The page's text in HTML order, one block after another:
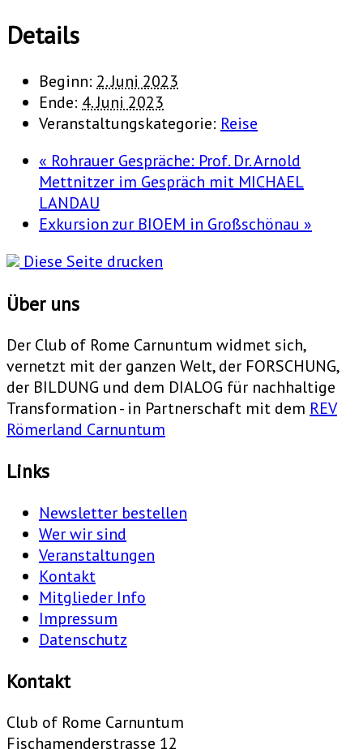
Details
Beginn: 2. Juni 2023
Ende: 4. Juni 2023
Veranstaltungskategorie: Reise
« Rohrauer Gespräche: Prof. Dr. Arnold
Mettnitzer im Gespräch mit MICHAEL
LANDAU
Exkursion zur BIOEM in Großschönau »
Diese Seite drucken
Über uns
Der Club of Rome Carnuntum widmet sich,
vernetzt mit der ganzen Welt, der FORSCHUNG,
der BILDUNG und dem DIALOG für nachhaltige
Transformation - in Partnerschaft mit dem REV
Römerland Carnuntum
Links
Newsletter bestellen
Wer wir sind
Veranstaltungen
Kontakt
Mitglieder Info
Impressum
Datenschutz
Kontakt
Club of Rome Carnuntum
Fischamenderstrasse 12